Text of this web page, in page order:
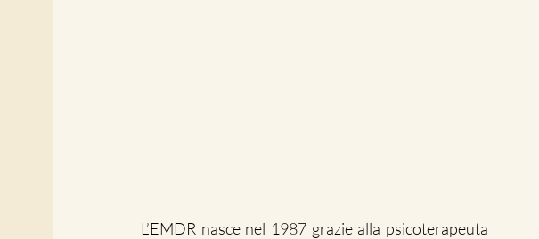
L’EMDR nasce nel 1987 grazie alla psicoterapeuta